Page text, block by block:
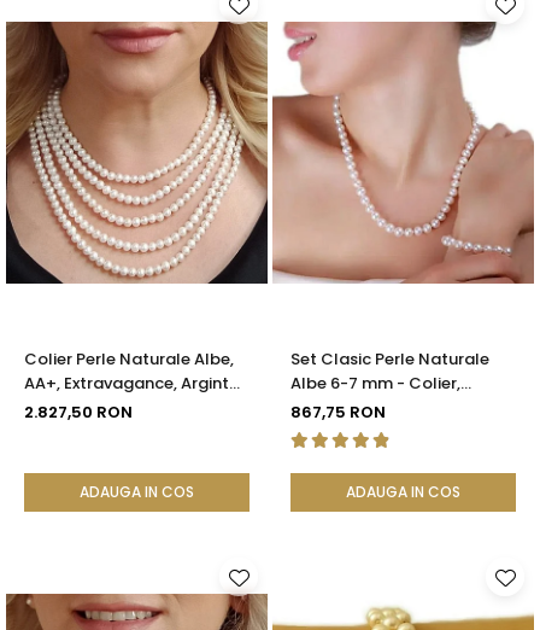
Colier Perle Naturale Albe,
AA+, Extravagance, Argint
925 | KASKADDA®
2.827,50 RON
ADAUGA IN COS
Set Clasic Perle Naturale
Albe 6-7 mm - Colier,
Brățară și Cercei, Argint 925
| KASKADDA®
867,75 RON
ADAUGA IN COS